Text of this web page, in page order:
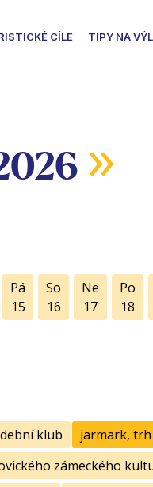
CÍLE TIPY NA
»
Pá
15
So
16
Ne
17
Po
18
klub jarmark, trh
zámeckého